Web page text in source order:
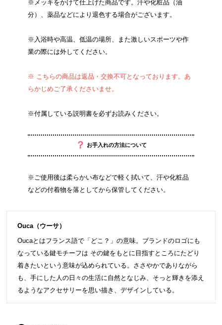
※メッキをかけて仕上げた商品です。汗や化粧品（油
分）、薬品などにより退色する場合がございます。
※入浴時や高温、低温の場所、また激しいスポーツや作
業の際には外してください。
※ こちらの商品は返品・交換不可となっております。あ
らかじめご了承くださいませ。
※付属している説明書を必ずお読みください。
？ お手入れの方法について
※ご使用後は柔らかい布などで軽く拭いて、汗や化粧品
などの付着物を落としてから保管してください。
Ouca（ウーサ）
Oucaとはフランス語で「どこ？」の意味。ブランドのロゴにも
なっている鍵モチーフは その鍵をもとに目指すところにたどり
着きたいという意味が込められている。ささやかでありながら
も、手にした人の日々の生活に自然となじみ、そっと輝きを添え
るようなアクセサリーを思い描き、デザインしている。